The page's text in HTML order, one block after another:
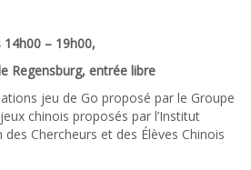
– 19h00,
Regensburg, entrée libre
jeu de Go proposé par le Groupe
chinois proposés par l’Institut
des Chercheurs et des Élèves Chinois